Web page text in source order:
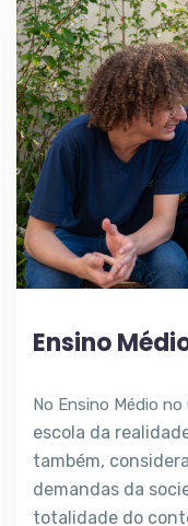
Ensino
No Ensino Médio no
escola da
também,
demandas da
totalidade do